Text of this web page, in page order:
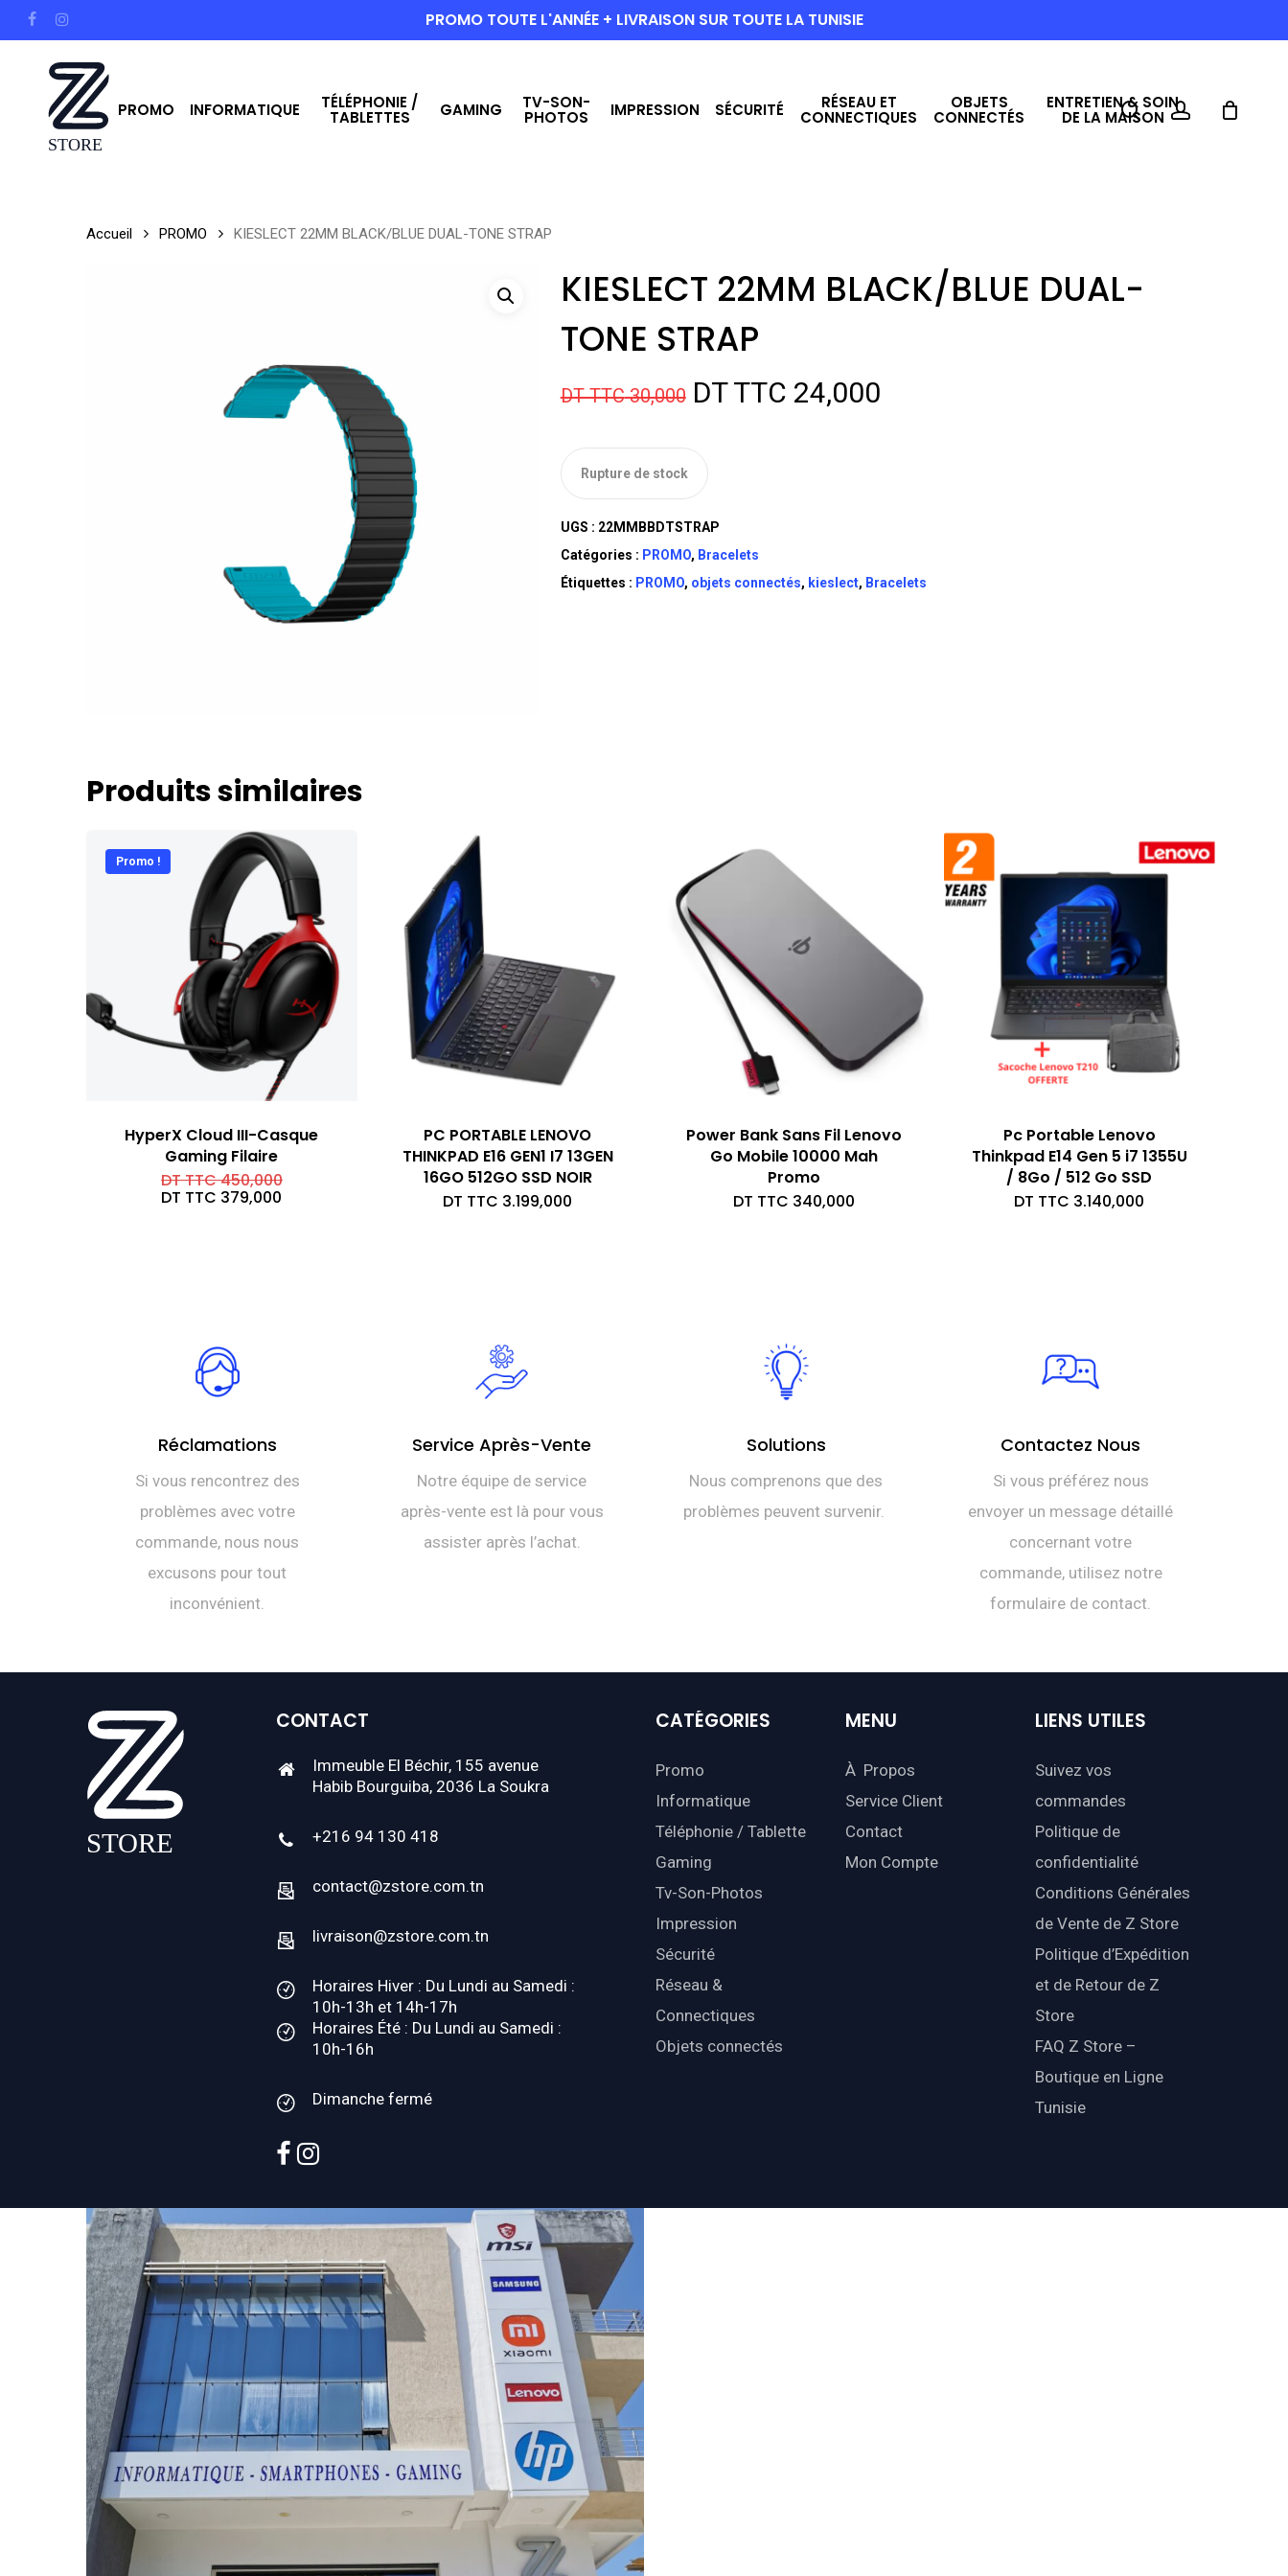
to
facebookinstagram PROMO TOUTE L'ANNÉE + LIVRAISON SUR TOUTE LA TUNISIE
PROMO INFORMATIQUE TÉLÉPHONIE /
TABLETTES GAMING TV-SON-
PHOTOS IMPRESSION SÉCURITÉ RÉSEAU ET
CONNECTIQUES
OBJETS
CONNECTÉS
ENTRETIEN & SOIN
DE LA MAISONsearchaccount
Accueil PROMO KIESLECT 22MM BLACK/BLUE DUAL-TONE STRAP
KIESLECT 22MM BLACK/BLUE DUAL-
TONE STRAP
DT TTC30,000 Le
initial
était :
TTC 30,000.
DT TTC 24,000Le
Rupture de stock
UGS : 22MMBBDTSTRAP
Catégories : PROMO, Bracelets
Étiquettes : PROMO, objets connectés, kieslect, Bracelets
Produits similaires
Promo !
HyperX Cloud III-Casque
Gaming Filaire
DT TTC450,000Le
DT TTC 379,000
PC PORTABLE LENOVO
THINKPAD E16 GEN1 I7 13GEN
16GO 512GO SSD NOIR
DT TTC 3.199,000
Power Bank Sans Fil Lenovo
Go Mobile 10000 Mah
Promo
DT TTC 340,000
Pc Portable Lenovo
Thinkpad E14 Gen 5 i7 1355U
/ 8Go / 512 Go SSD
DT TTC 3.140,000
Réclamations
Si vous rencontrez des
problèmes avec votre
commande, nous nous
excusons pour tout
inconvénient.
Service Après-Vente
Notre équipe de service
après-vente est là pour vous
assister après l’achat.
Solutions
Nous comprenons que des
problèmes peuvent survenir.
Contactez Nous
Si vous préférez nous
envoyer un message détaillé
concernant votre
commande, utilisez notre
formulaire de contact.
CONTACT
Immeuble El Béchir, 155 avenue
Habib Bourguiba, 2036 La Soukra
+216 94 130 418
contact@zstore.com.tn
livraison@zstore.com.tn
Horaires Hiver : Du Lundi au Samedi :
10h-13h et 14h-17h
Horaires Été : Du Lundi au Samedi :
10h-16h
Dimanche fermé
facebook
instagram
CATÉGORIES
Promo
Informatique
Téléphonie / Tablette
Gaming
Tv-Son-Photos
Impression
Sécurité
Réseau &
Connectiques
Objets connectés
MENU
À Propos
Service Client
Contact
Mon Compte
LIENS UTILES
Suivez vos
commandes
Politique de
confidentialité
Conditions Générales
de Vente de Z Store
Politique d’Expédition
et de Retour de Z
Store
FAQ Z Store –
Boutique en Ligne
Tunisie